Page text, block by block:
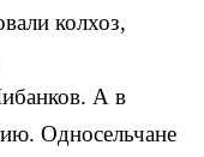
колхоз,
А в
Односельчане